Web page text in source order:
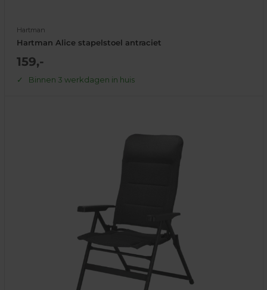
Hartman
Hartman Alice stapelstoel antraciet
Actie
prijs
159,-
Binnen 3 werkdagen in huis